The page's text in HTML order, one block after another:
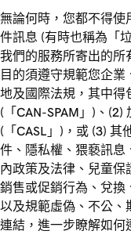
無論何時，您都不得使
件訊息 (有時也稱為「
我們的服務所寄出的所
目的須遵守規範您企
地及國際法規，其中得
(「CAN-SPAM」)、(2)
(「CASL」)，或 (3) 其
件、隱私權、猥褻訊息
內政策及法律、兒童保
銷售或促銷行為、兌換
以及規範虛偽、不公、
連結，進一步瞭解如何